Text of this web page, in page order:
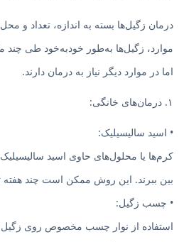
درمان زگیل‌ها بسته به اندازه، تعداد و
موارد، زگیل‌ها به‌طور خودبه‌خود طی چند
اما در موارد دیگر نیاز به درمان دارند.
۱. درمان‌های خانگی:
• اسید سالیسیلیک:
کرم‌ها یا محلول‌های حاوی اسید سالیسیلیک
بین ببرند. این روش ممکن است چند هفته
• چسب زگیل:
استفاده از نوار چسب مخصوص روی زگیل